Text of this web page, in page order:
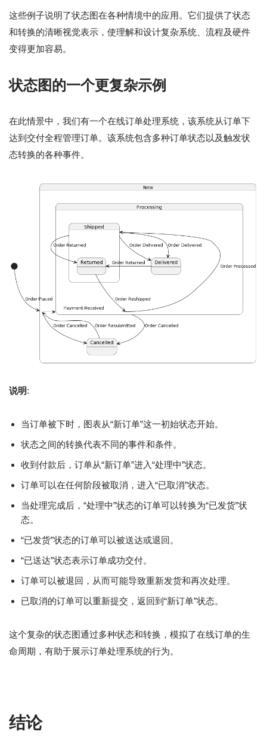
这些例子说明了状态图在各种情境中的应用。它们提供了状态
和转换的清晰视觉表示，使理解和设计复杂系统、流程及硬件
变得更加容易。
状态图的一个更复杂示例
在此情景中，我们有一个在线订单处理系统，该系统从订单下
达到交付全程管理订单。该系统包含多种订单状态以及触发状
态转换的各种事件。
说明:
当订单被下时，图表从“新订单”这一初始状态开始。
状态之间的转换代表不同的事件和条件。
收到付款后，订单从“新订单”进入“处理中”状态。
订单可以在任何阶段被取消，进入“已取消”状态。
当处理完成后，“处理中”状态的订单可以转换为“已发货”状
态。
“已发货”状态的订单可以被送达或退回。
“已送达”状态表示订单成功交付。
订单可以被退回，从而可能导致重新发货和再次处理。
已取消的订单可以重新提交，返回到“新订单”状态。
这个复杂的状态图通过多种状态和转换，模拟了在线订单的生
命周期，有助于展示订单处理系统的行为。
结论